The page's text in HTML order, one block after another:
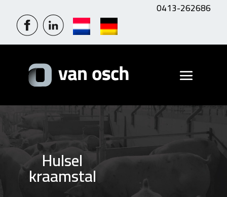
0413-262686
Hulsel
kraamstal